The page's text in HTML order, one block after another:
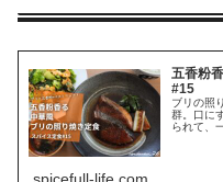
五香粉
#15
ブリの照
群。口に
られて、